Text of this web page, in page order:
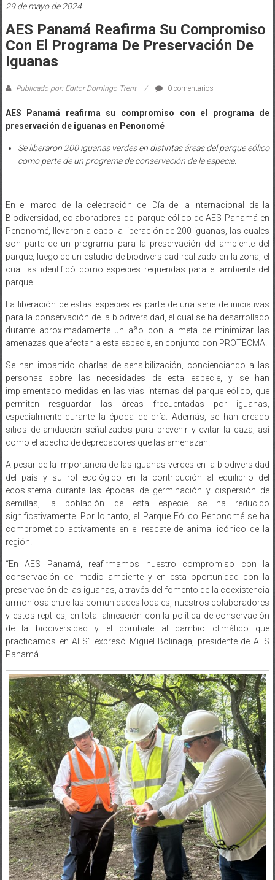
29 de mayo de 2024
AES Panamá Reafirma Su Compromiso
Con El Programa De Preservación De
Iguanas
Publicado por: Editor Domingo Trent 0 comentarios
AES Panamá reafirma su compromiso con el programa de
preservación de iguanas en Penonomé
Se liberaron 200 iguanas verdes en distintas áreas del parque eólico
como parte de un programa de conservación de la especie.
En el marco de la celebración del Día de la Internacional de la
Biodiversidad, colaboradores del parque eólico de AES Panamá en
Penonomé, llevaron a cabo la liberación de 200 iguanas, las cuales
son parte de un programa para la preservación del ambiente del
parque, luego de un estudio de biodiversidad realizado en la zona, el
cual las identificó como especies requeridas para el ambiente del
parque.
La liberación de estas especies es parte de una serie de iniciativas
para la conservación de la biodiversidad, el cual se ha desarrollado
durante aproximadamente un año con la meta de minimizar las
amenazas que afectan a esta especie, en conjunto con PROTECMA.
Se han impartido charlas de sensibilización, concienciando a las
personas sobre las necesidades de esta especie, y se han
implementado medidas en las vías internas del parque eólico, que
permiten resguardar las áreas frecuentadas por iguanas,
especialmente durante la época de cría. Además, se han creado
sitios de anidación señalizados para prevenir y evitar la caza, así
como el acecho de depredadores que las amenazan.
A pesar de la importancia de las iguanas verdes en la biodiversidad
del país y su rol ecológico en la contribución al equilibrio del
ecosistema durante las épocas de germinación y dispersión de
semillas, la población de esta especie se ha reducido
significativamente. Por lo tanto, el Parque Eólico Penonomé se ha
comprometido activamente en el rescate de animal icónico de la
región.
“En AES Panamá, reafirmamos nuestro compromiso con la
conservación del medio ambiente y en esta oportunidad con la
preservación de las iguanas, a través del fomento de la coexistencia
armoniosa entre las comunidades locales, nuestros colaboradores
y estos reptiles, en total alineación con la política de conservación
de la biodiversidad y el combate al cambio climático que
practicamos en AES” expresó Miguel Bolinaga, presidente de AES
Panamá.